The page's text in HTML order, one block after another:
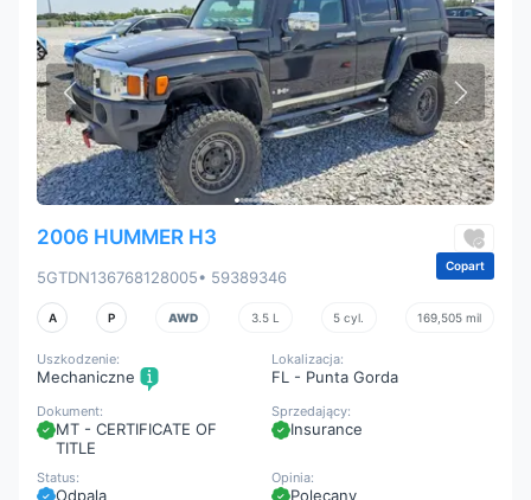
2006 HUMMER H3
5GTDN136768128005• 59389346
Copart
A P AWD 3.5 L 5 cyl. 169,505 mil
Uszkodzenie:
Mechaniczne
Sprzedający:
Insurance
Dokument:
MT - CERTIFICATE OF
TITLE
Lokalizacja:
FL - Punta Gorda
Status:
Odpala
Opinia:
Polecany